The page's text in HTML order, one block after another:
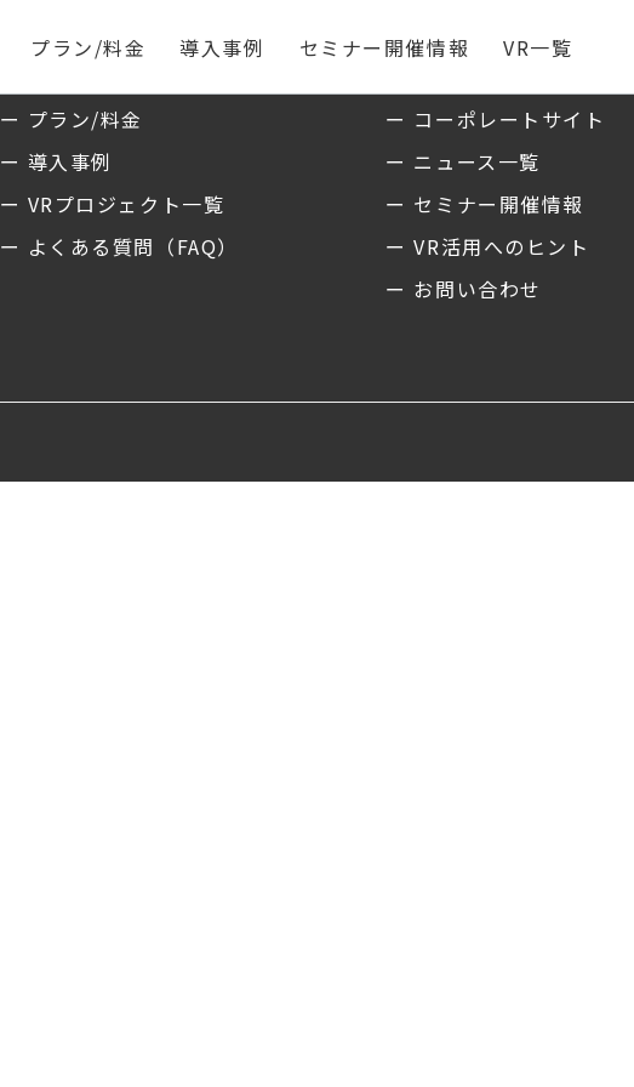
プラン/料金 導入事例 セミナー開催情報 VR一覧
サービス
ー プラン/料金
ー 導入事例
ー VRプロジェクト一覧
ー よくある質問（FAQ）
私たちについて
ー コーポレートサイト
ー ニュース一覧
ー セミナー開催情報
ー VR活用へのヒント
ー お問い合わせ